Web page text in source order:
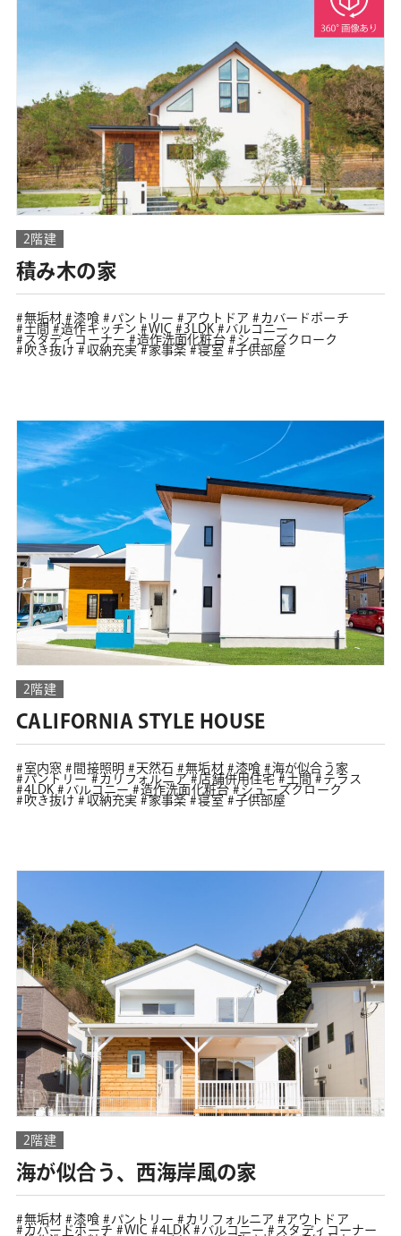
2階建
積み木の家
無垢材 漆喰 パントリー アウトドア
カバードポーチ
土間
造作キッチン WIC 3LDK
バルコニー
スタディコーナー
造作洗面化粧台
シューズクローク
吹き抜け
収納充実 家事楽 寝室 子供部屋
2階建
CALIFORNIA STYLE HOUSE
室内窓 間接照明 天然石 無垢材 漆喰
海が似合う家
パントリー
カリフォルニア 店舗併用住宅 土間
テラス
4LDK
バルコニー 造作洗面化粧台
シューズクローク
吹き抜け
収納充実 家事楽 寝室 子供部屋
2階建
海が似合う、西海岸風の家
無垢材 漆喰 パントリー カリフォルニア
アウトドア
カバードポーチ
WIC 4LDK バルコニー
スタディコーナー